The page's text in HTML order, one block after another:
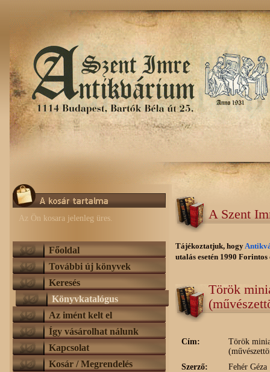
Az Ön kosara jelenleg üres.
Főoldal
További új könyvek
Keresés
Könyvkatalógus
Az imént kelt el
Így vásárolhat nálunk
Kapcsolat
Kosár / Megrendelés
A Szent
Tájékoztatjuk, hogy
utalás esetén 1990
Török
Cím:
Török
Szerző:
Fehér Géza